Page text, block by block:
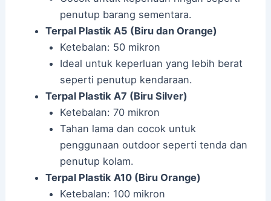
penutup barang sementara.
Terpal Plastik A5 (Biru dan Orange)
Ketebalan: 50 mikron
Ideal untuk keperluan yang lebih berat
seperti penutup kendaraan.
Terpal Plastik A7 (Biru Silver)
Ketebalan: 70 mikron
Tahan lama dan cocok untuk
penggunaan outdoor seperti tenda dan
penutup kolam.
Terpal Plastik A10 (Biru Orange)
Ketebalan: 100 mikron